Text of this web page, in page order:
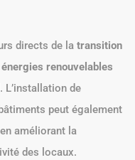
directs de la transition
énergies renouvelables
L’installation de
peut également
améliorant la
des locaux.